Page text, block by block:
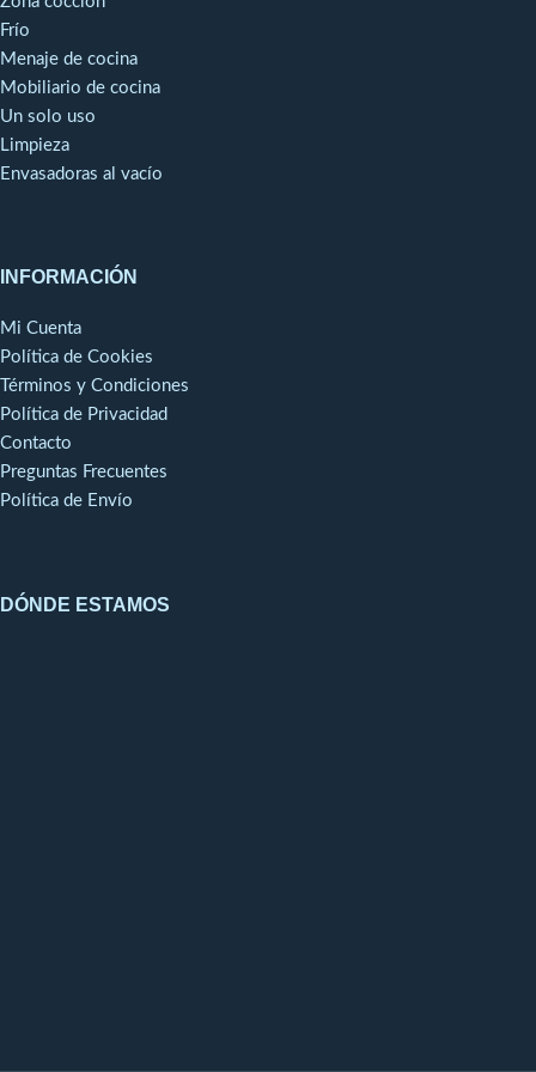
Robot-Coupe forma parte
del procedimiento
HACCP.Tubo, campana y
cuchilla en acero inoxidable
para una larga vida útil.
Frío
Menaje de cocina
Mobiliario de cocina
Un solo uso
Limpieza
Envasadoras al vacío
INFORMACIÓN
Mi Cuenta
Política de Cookies
Términos y Condiciones
Política de Privacidad
Contacto
Preguntas Frecuentes
Política de Envío
DÓNDE ESTAMOS